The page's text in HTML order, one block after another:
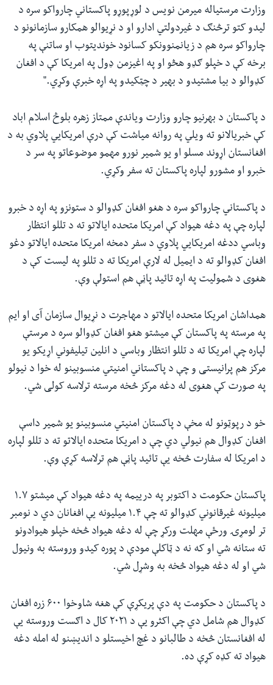
وزارت مرستیاله میرمن نویس د لوړپوړو پاکستاني چارواکو سره د
لیدو کتو ترڅنګ د غیردولتي ادارو او د نړیوالو همکارو سازمانونو د
چارواکو سره هم د زیانمنوونکو کسانود خونديتوب او ساتنې په
برخه کې د خپلو ګډو هڅو او په اغیزمن ډول په امریکا کې د افغان
کډوالو د بیا مشتیدو د بهیر د چټکیدو په اړه خبرې وکړي."
د پاکستان د بهرنیو چارو وزارت ویاندې ممتاز زهره بلوڅ اسلام اباد
کې خبریالانو ته ویلي په روانه میاشت کې درې امریکايي پلاوي به د
افغانستان اړوند مسلو او یو شمیر نورو مهمو موضوعاتو په سر د
خبرو او مشورو لپاره پاکستان ته سفر وکړي.
د پاکستاني چارواکو سره د هغو افغان کډوالو د ستونزو په اړه د خبرو
لپاره چې په دغه هیواد کې امریکا متحده ایالاتو ته د تللو انتظار
وباسي ددغه امریکايي پلاوي د سفر دمخه امریکا متحده ایالاتو دغو
افغان کډوالو ته د ایمیل له لارې امریکا ته د تللو په لیست کې د
هغوی د شمولیت په اړه تائید پاڼې هم استولې وې.
همداشان امریکا متحده ایالاتو د مهاجرت د نړیوال سازمان آی او ایم
په مرسته په پاکستان کې میشتو هغو افغان کډوالو سره د مرستې
لپاره چې امریکا ته د تللو انتظار وباسي د انلین تیلیفوني اړیکو یو
مرکز هم پرانیستی و چې د پاکستاني امنیتي منسوبینو له خوا د نیولو
په صورت کې هغوی له دغه مرکز څخه مرسته ترلاسه کولی شي.
خو د رپوټونو له مخې د پاکستان امنیتي منسوبینو یو شمیر داسې
افغان کډوال هم نیولي دي چې د امریکا متحده ایالاتو ته د تللو لپاره
د امریکا له سفارت څخه یې تائید پاڼې هم ترلاسه کړې وې.
پاکستان حکومت د اکتوبر په درییمه په دغه هیواد کې میشتو ۱.۷
میلیونه غیرقانوني کډوالو ته چې ۱.۴ میلیونه یې افغانان دي د نومبر
تر لومړۍ ورځې مهلت ورکړ چې له دغه هیواد څخه خپلو هیوادونو
ته ستانه شي او که نه د ټاکلې مودې د پوره کیدو وروسته به ونیول
شي او له دغه هیواد څخه به وشړل شي.
د پاکستان د حکومت په دې پریکړې کې هغه شاوخوا ۶۰۰ زره افغان
کډوال هم شامل دي چې اکثرو یې د ۲۰۲۱ کال د اګست وروسته یې
له افغانستان څخه د طالبانو د غچ اخیستلو د اندیښنو له امله دغه
هیواد ته کډه کړې ده.